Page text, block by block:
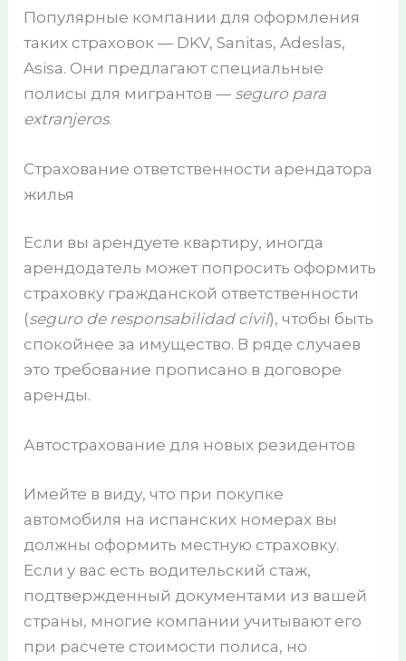
Популярные компании для оформления
таких страховок — DKV, Sanitas, Adeslas,
Asisa. Они предлагают специальные
полисы для мигрантов — seguro para
extranjeros.
Страхование ответственности арендатора
жилья
Если вы арендуете квартиру, иногда
арендодатель может попросить оформить
страховку гражданской ответственности
(seguro de responsabilidad civil), чтобы быть
спокойнее за имущество. В ряде случаев
это требование прописано в договоре
аренды.
Автострахование для новых резидентов
Имейте в виду, что при покупке
автомобиля на испанских номерах вы
должны оформить местную страховку.
Если у вас есть водительский стаж,
подтвержденный документами из вашей
страны, многие компании учитывают его
при расчете стоимости полиса, но